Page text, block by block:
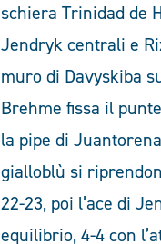
schiera Trinidad de
Jendryk centrali e
muro di Davyskiba
Brehme fissa il
la pipe di
gialloblù si
22-23, poi l’ace di
equilibrio, 4-4 con